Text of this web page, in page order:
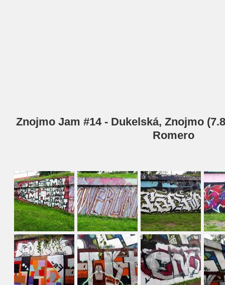
Znojmo Jam #14 - Dukelská, Znojmo
Romero